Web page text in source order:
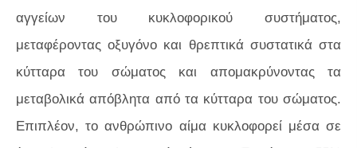
αγγείων του κυκλοφορικού συστήματος,
μεταφέροντας οξυγόνο και θρεπτικά συστατικά στα
κύτταρα του σώματος και απομακρύνοντας τα
μεταβολικά απόβλητα από τα κύτταρα του σώματος.
Επιπλέον, το ανθρώπινο αίμα κυκλοφορεί μέσα σε